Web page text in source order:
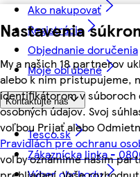
Nastavenia
My a našich 18 partnerov
alebo k nim pristupujeme,
identifikátorom v súboroch
osobných údajov. Svoj
voľbou Prijať alebo
Pravidlách pre ochranu
voľby oznámime našim
Ako nakupovať
Registrácia
Objednanie doručenia
Moje obľúbené
Kontaktujte nás
Tesco.sk
Zákaznícka linka -